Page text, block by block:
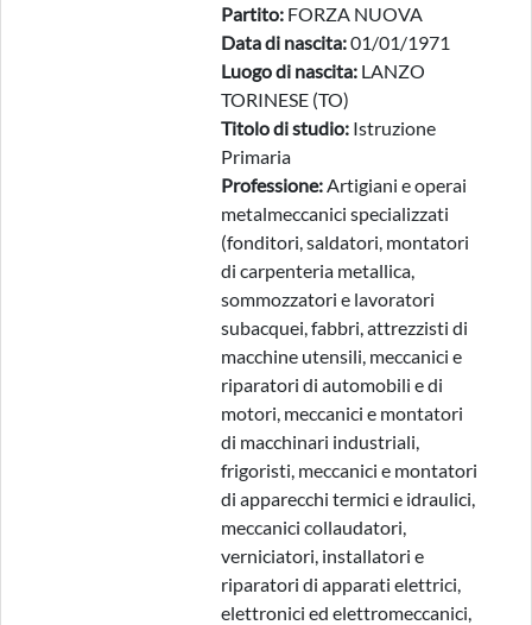
Partito: FORZA NUOVA
Data di nascita:01/01/1971
Luogo di nascita: LANZO
TORINESE (TO)
Titolo di studio: Istruzione
Primaria
Professione:Artigiani e operai
metalmeccanici specializzati
(fonditori, saldatori, montatori
di carpenteria metallica,
sommozzatori e lavoratori
subacquei, fabbri, attrezzisti di
macchine utensili, meccanici e
riparatori di automobili e di
motori, meccanici e montatori
di macchinari industriali,
frigoristi, meccanici e montatori
di apparecchi termici e idraulici,
meccanici collaudatori,
verniciatori, installatori e
riparatori di apparati elettrici,
elettronici ed elettromeccanici,